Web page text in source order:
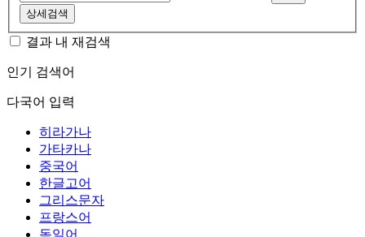
상세검색
결과 내 재검색
인기 검색어
다국어 입력
히라가나
가타카나
중국어
한글고어
그리스문자
프랑스어